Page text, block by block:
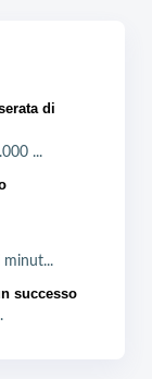
di
...
minut...
successo